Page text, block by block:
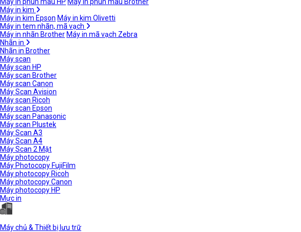
Máy in kim
Máy in kim Epson Máy in kim Olivetti
Máy in tem nhãn, mã vạch
Máy in nhãn Brother Máy in mã vạch Zebra
Nhãn in
Nhãn in Brother
Máy scan
Máy scan HP
Máy scan Brother
Máy scan Canon
Máy Scan Avision
Máy scan Ricoh
Máy scan Epson
Máy scan Panasonic
Máy scan Plustek
Máy Scan A3
Máy Scan A4
Máy Scan 2 Mặt
Máy photocopy
Máy Photocopy FujiFilm
Máy photocopy Ricoh
Máy photocopy Canon
Máy photocopy HP
Mực in
Máy chủ & Thiết bị lưu trữ